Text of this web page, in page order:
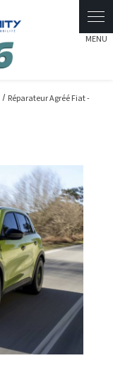
Réparateur Agréé Fiat -